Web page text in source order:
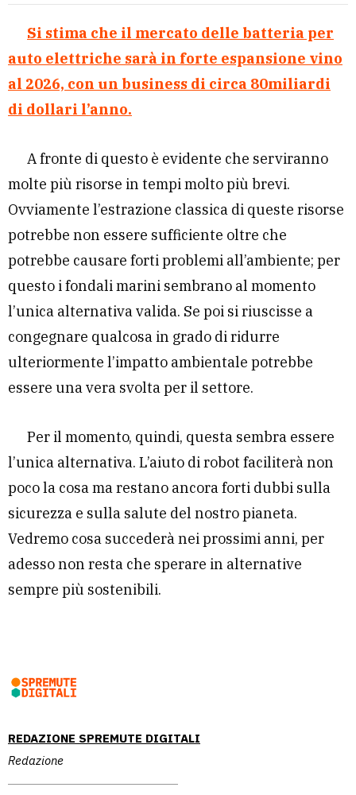
REDAZIONE SPREMUTE DIGITALI
Redazione
Si stima che il mercato delle batteria per
auto elettriche sarà in forte espansione vino
al 2026, con un business di circa 80miliardi
di dollari l’anno.
A fronte di questo è evidente che serviranno
molte più risorse in tempi molto più brevi.
Ovviamente l’estrazione classica di queste risorse
potrebbe non essere sufficiente oltre che
potrebbe causare forti problemi all’ambiente; per
questo i fondali marini sembrano al momento
l’unica alternativa valida. Se poi si riuscisse a
congegnare qualcosa in grado di ridurre
ulteriormente l’impatto ambientale potrebbe
essere una vera svolta per il settore.
Per il momento, quindi, questa sembra essere
l’unica alternativa. L’aiuto di robot faciliterà non
poco la cosa ma restano ancora forti dubbi sulla
sicurezza e sulla salute del nostro pianeta.
Vedremo cosa succederà nei prossimi anni, per
adesso non resta che sperare in alternative
sempre più sostenibili.